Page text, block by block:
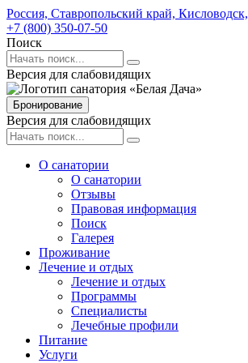
Россия, Ставропольский край, Кисловодск,
+7 (800) 350-07-50
Поиск
Версия для слабовидящих
Бронирование
Версия для слабовидящих
О санатории
О санатории
Отзывы
Правовая информация
Поиск
Галерея
Проживание
Лечение и отдых
Лечение и отдых
Программы
Специалисты
Лечебные профили
Питание
Услуги